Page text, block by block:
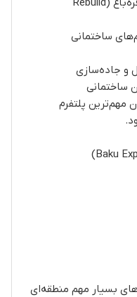
ساختمانی
جاده‌سازی
پلتفرم
بسیار مهم منطقه‌ای